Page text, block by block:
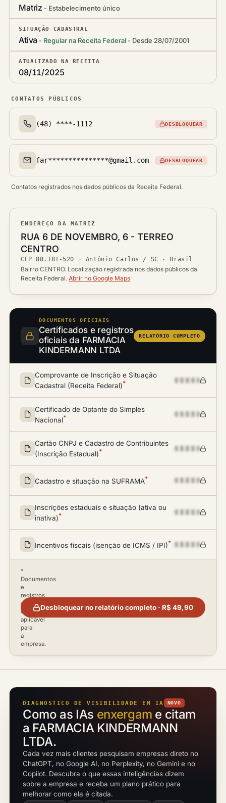
Matriz Estabelecimento único
SITUAÇÃO CADASTRAL
Ativa Regular na Receita Federal Desde 28/07/2001
ATUALIZADO NA RECEITA
08/11/2025
CONTATOS PÚBLICOS
Telefone(s)
(48) ****-1112 DESBLOQUEAR
Email(s)
far***************@gmail.com DESBLOQUEAR
Contatos registrados nos dados públicos da Receita Federal.
ENDEREÇO DA MATRIZ
Logradouro
RUA 6 DE NOVEMBRO, 6 - TERREO
Bairro
CENTRO
CEP
CEP88.181-520 ·
Cidade / UF
Antônio Carlos / SC · Brasil
Bairro CENTRO. Localização registrada nos dados públicos da
Receita Federal. Abrir no Google Maps
DOCUMENTOS OFICIAIS
Certificados e registros
oficiais da FARMACIA
KINDERMANN LTDA
RELATÓRIO COMPLETO
Comprovante de Inscrição e Situação
Cadastral (Receita Federal)*
Certificado de Optante do Simples
Nacional*
Cartão CNPJ e Cadastro de Contribuintes
(Inscrição Estadual)*
Cadastro e situação na SUFRAMA*
Inscrições estaduais e situação (ativa ou
inativa)*
Incentivos fiscais (isenção de ICMS / IPI)*
*
Documentos
e
registros
disponíveis
conforme
aplicável
para
a
empresa.
Desbloquear no relatório completo · R$ 49,90
DIAGNÓSTICO DE VISIBILIDADE EM IA NOVO
Como as IAs enxergam e citam
a FARMACIA KINDERMANN
LTDA.
Cada vez mais clientes pesquisam empresas direto no
ChatGPT, no Google AI, no Perplexity, no Gemini e no
Copilot. Descubra o que essas inteligências dizem
sobre a empresa e receba um plano prático para
melhorar como ela é citada.